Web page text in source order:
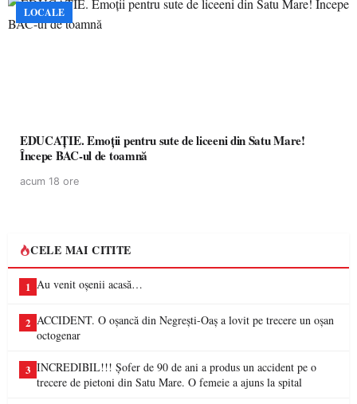
LOCALE
EDUCAȚIE. Emoții pentru sute de liceeni din Satu Mare!
Începe BAC-ul de toamnă
acum 18 ore
CELE MAI CITITE
1 Au venit oșenii acasă…
2 ACCIDENT. O oșancă din Negrești-Oaș a lovit pe trecere un oșan
octogenar
3 INCREDIBIL!!! Șofer de 90 de ani a produs un accident pe o
trecere de pietoni din Satu Mare. O femeie a ajuns la spital